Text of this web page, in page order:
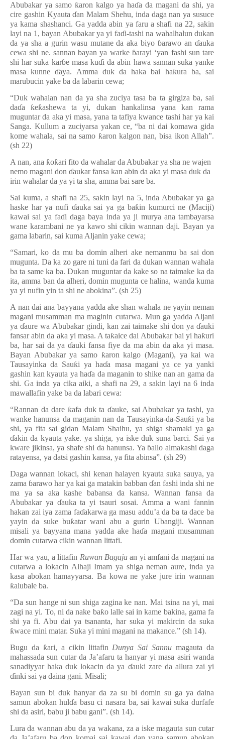
Abubakar ya samo ƙaron kalgo ya haɗa da magani da shi, ya
cire gashin Kyautaɗan Malam Shehu, inda daga nan ya susuce
ya kama shashanci. Ga yadda abin ya faru a shafi na 22, sakin
layi na 1, bayan Abubakar ya yi faɗi-tashi na wahalhalun dukan
da ya sha a gurin wasu mutane da aka biyo ɓarawo anɗauka
cewa shi ne. sannan bayan ya warke ɓarayi ‘yan fashi sun tare
shi har suka karɓe masa kuɗi da abin hawa sannan suka yanke
masa kunneɗaya. Amma duk da haka bai haƙura ba, sai
marubucin yake ba da labarin cewa;
“Duk wahalan nan da ya sha zuciya tasa ba ta girgiza ba, sai
daɗa ƙeƙashewa ta yi, dukan hankalinsa yana kan rama
muguntar da aka yi masa, yana ta tafiya kwance tashi har ya kai
Sanga. Kullum a zuciyarsa yakan ce,“ba ni dai komawa gida
kome wahala, sai na samo ƙaron kalgon nan, bisa ikon Allah”.
(sh 22)
A nan, ana ƙoƙari fito da wahalar da Abubakar ya sha ne wajen
nemo magani don ɗaukar fansa kan abin da aka yi masa duk da
irin wahalar da ya yi ta sha, amma bai sare ba.
Sai kuma, a shafi na 25, sakin layi na 5, inda Abubakar ya ga
haske har ya nufi ɗauka sai ya ga baƙin kumurci ne (Maciji)
kawai sai ya faɗi daga baya inda ya ji murya ana tambayarsa
wane karambani ne ya kawo shi cikin wannan daji. Bayan ya
gama labarin, sai kuma Aljanin yake cewa;
“Samari, ko da mu ba domin alheri ake nemanmu ba sai don
mugunta. Da ka zo gare ni tuni da fari da dukan wannan wahala
ba ta same ka ba. Dukan muguntar da kake so na taimake ka da
ita, amma ban da alheri, domin mugunta ce halina, wanda kuma
ya yi nufin yin ta shi ne abokina”. (sh 25)
A nan dai ana bayyana yadda ake shan wahala ne yayin neman
magani musamman ma maginin cutarwa. Mun ga yadda Aljani
yaɗaure wa Abubakar gindi, kan zai taimake shi don yaɗauki
fansar abin da aka yi masa. A taƙaice dai Abubakar bai yi haƙuri
ba, har sai da yaɗauki fansa fiye da ma abin da aka yi masa.
Bayan Abubakar ya samo ƙaron kalgo (Magani), ya kai wa
Tausayinka da Sauƙi ya haɗa masa magani ya ce ya yanki
gashin kan kyauta ya haɗa da maganin to shike nan an gama da
shi. Ga inda ya cika aiki, a shafi na 29, a sakin layi na 6 inda
mawallafin yake ba da labari cewa:
“Rannan da dare ƙafa duk ta ɗauke, sai Abubakar ya tashi, ya
wanke hanunsa da maganin nan da Tausayinka-da-Sauƙi ya ba
shi, ya fita sai gidan Malam Shaihu, ya shiga shamaki ya ga
ɗakin da kyauta yake. ya shiga, ya iske duk suna barci. Sai ya
kware jikinsa, ya shafe shi da hanunsa. Ya ɓallo almakashi daga
ratayensa, ya datsi gashin kansa, ya fita abinsa”. (sh 29)
Daga wannan lokaci, shi kenan halayen kyauta suka sauya, ya
zama ɓarawo har ya kai ga matakin babbanɗan fashi inda shi ne
ma ya sa aka kashe babansa da kansa. Wannan fansa da
Abubakar ya ɗauka ta yi tsauri sosai. Amma a wani fannin
hakan zai iya zama faɗakarwa ga masu addu’a da ba ta dace ba
yayin da suke buƙatar wani abu a gurin Ubangiji. Wannan
misali ya bayyana mana yadda ake haɗa magani musamman
domin cutarwa cikin wannan littafi.
Har wa yau, a littafin Ruwan Bagaja an yi amfani da magani na
cutarwa a lokacin Alhaji Imam ya shiga neman aure, inda ya
kasa abokan hamayyarsa. Ba kowa ne yake jure irin wannan
ƙalubale ba.
“Da sun hange ni sun shiga zagina ke nan. Mai tsina na yi, mai
zagi na yi. To, ni da nake baƙo lalle sai in kame bakina, gama fa
shi ya fi. Abu dai ya tsananta, har suka yi makircin da suka
ƙwace mini matar. Suka yi mini magani na makance.” (sh 14).
Bugu da ƙari, a cikin littafin Dunya Sai Sannu magauta da
mahassada sun cutar da Ja’afaru ta hanyar yi masa asiri wanda
sanadiyyar haka duk lokacin da ya ɗauki zare da allura zai yi
ɗinki sai ya daina gani. Misali;
Bayan sun bi duk hanyar da za su bi domin su ga ya daina
samun abokan hulɗa basu ci nasara ba, sai kawai suka durfafe
shi da asiri, babu ji babu gani”. (sh 14).
Lura da wannan abu da ya wakana, za a iske magauta sun cutar